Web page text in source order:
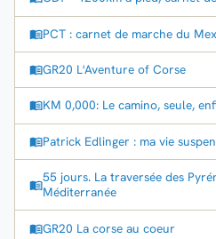
PCT : carnet de marche du
GR20 L'Aventure of Corse
KM 0,000: Le camino, seule,
Patrick Edlinger : ma vie
55 jours. La traversée des
Méditerranée
GR20 La corse au coeur